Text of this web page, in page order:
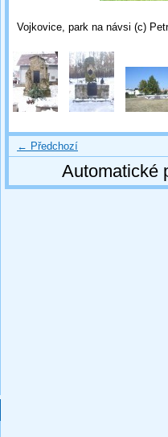
Vojkovice, park na návsi (c)
← Předchozí
Automatické